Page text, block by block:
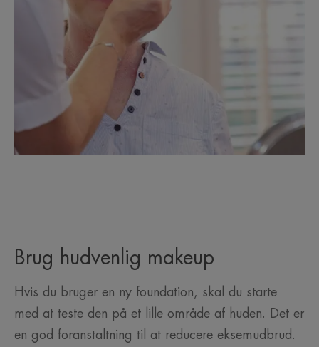
Brug hudvenlig makeup
Hvis du bruger en ny foundation, skal du starte
med at teste den på et lille område af huden. Det er
en god foranstaltning til at reducere eksemudbrud.